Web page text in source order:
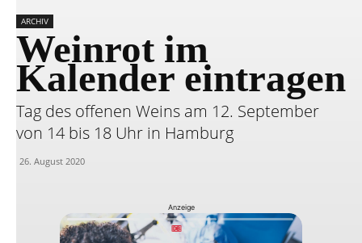
ARCHIV
Weinrot im
Kalender eintragen
Tag des offenen Weins am 12. September
von 14 bis 18 Uhr in Hamburg
26. August 2020
Anzeige